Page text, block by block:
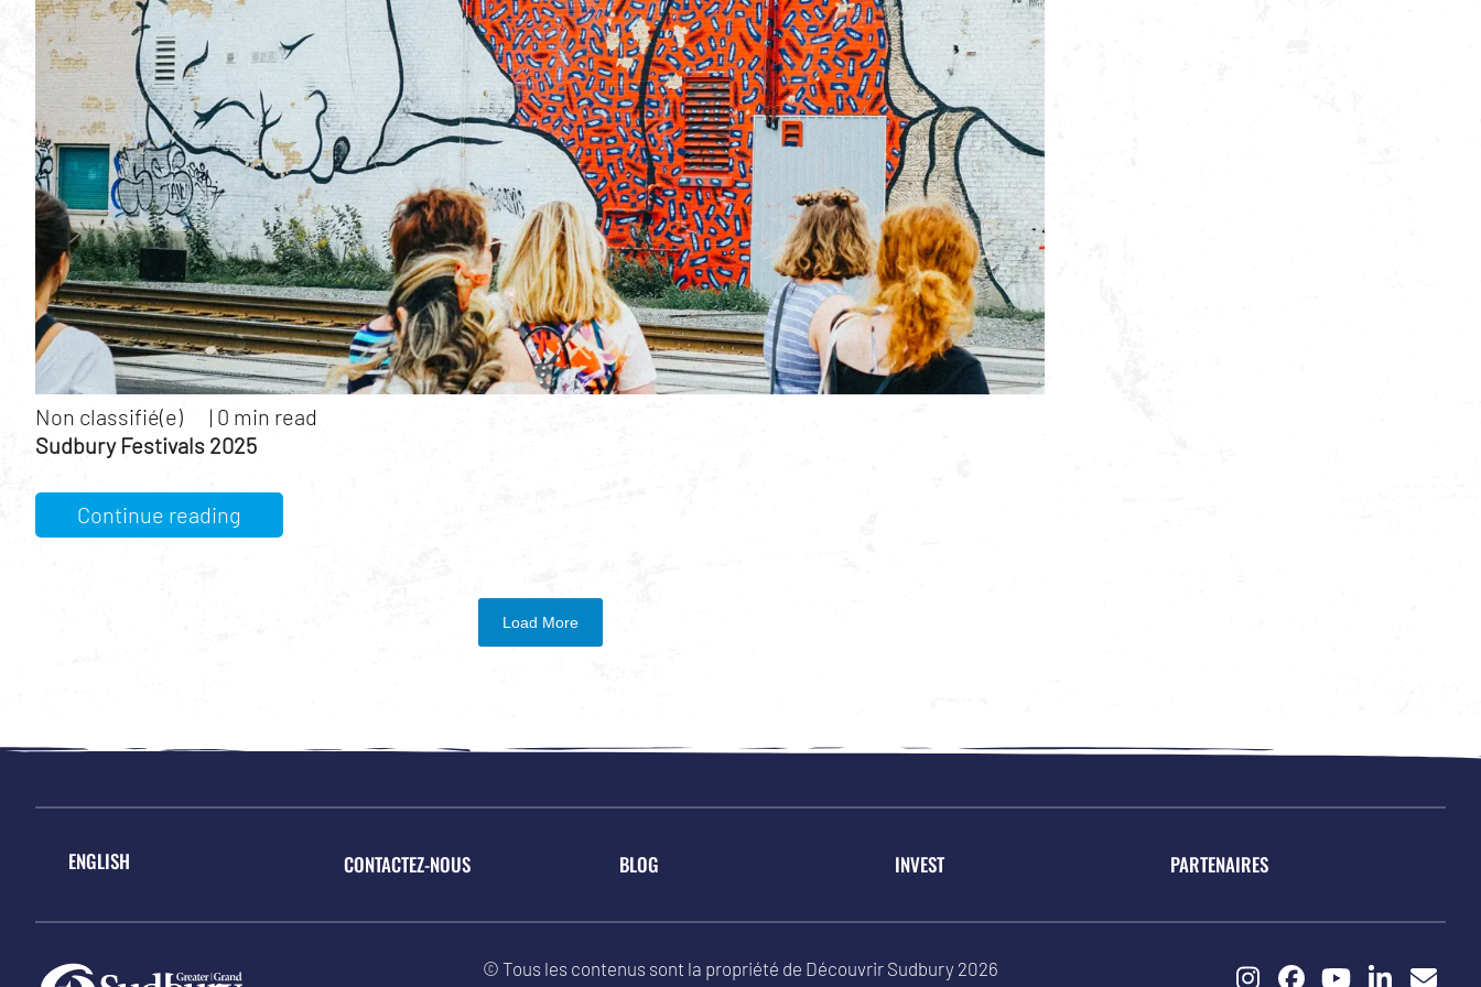
Non classifié(e) | 0 min read
Sudbury Festivals 2025
Continue reading
Load More
ENGLISH CONTACTEZ-NOUS BLOG INVEST PARTENAIRES
© Tous les contenus sont la propriété de Découvrir Sudbury 2026